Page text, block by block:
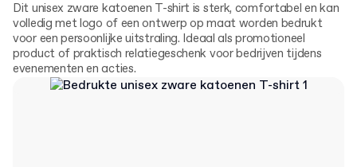
Dit unisex zware katoenen T-shirt is sterk, comfortabel en kan
volledig met logo of een ontwerp op maat worden bedrukt
voor een persoonlijke uitstraling. Ideaal als promotioneel
product of praktisch relatiegeschenk voor bedrijven tijdens
evenementen en acties.